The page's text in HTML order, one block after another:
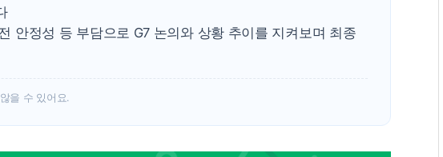
양주 섬유염색공장서 화재 1명 중상…대응
안정성 등 부담으로 G7 논의와 상황 추이를 지켜보며 최종
을 수 있어요.